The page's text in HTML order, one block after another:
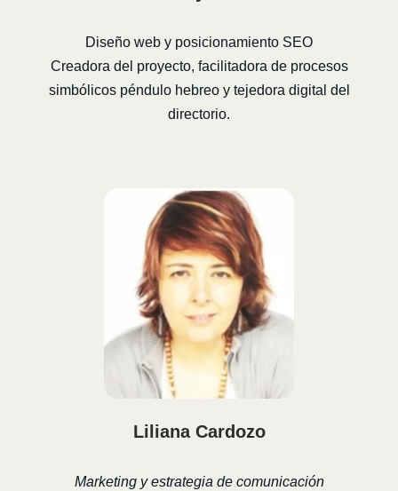
Diseño web y posicionamiento SEO
Creadora del proyecto, facilitadora de procesos
simbólicos péndulo hebreo y tejedora digital del
directorio.
Liliana Cardozo
Marketing y estrategia de comunicación